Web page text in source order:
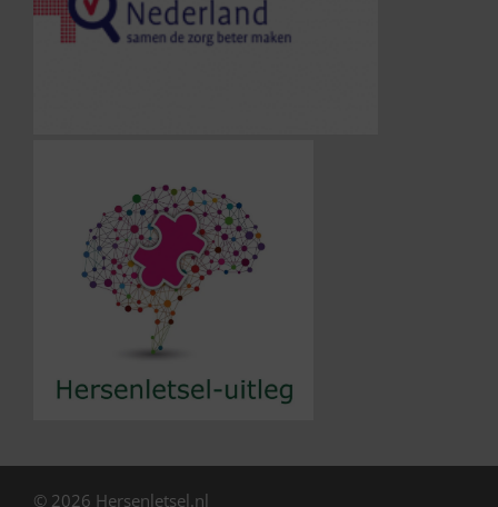
© 2026 Hersenletsel.nl